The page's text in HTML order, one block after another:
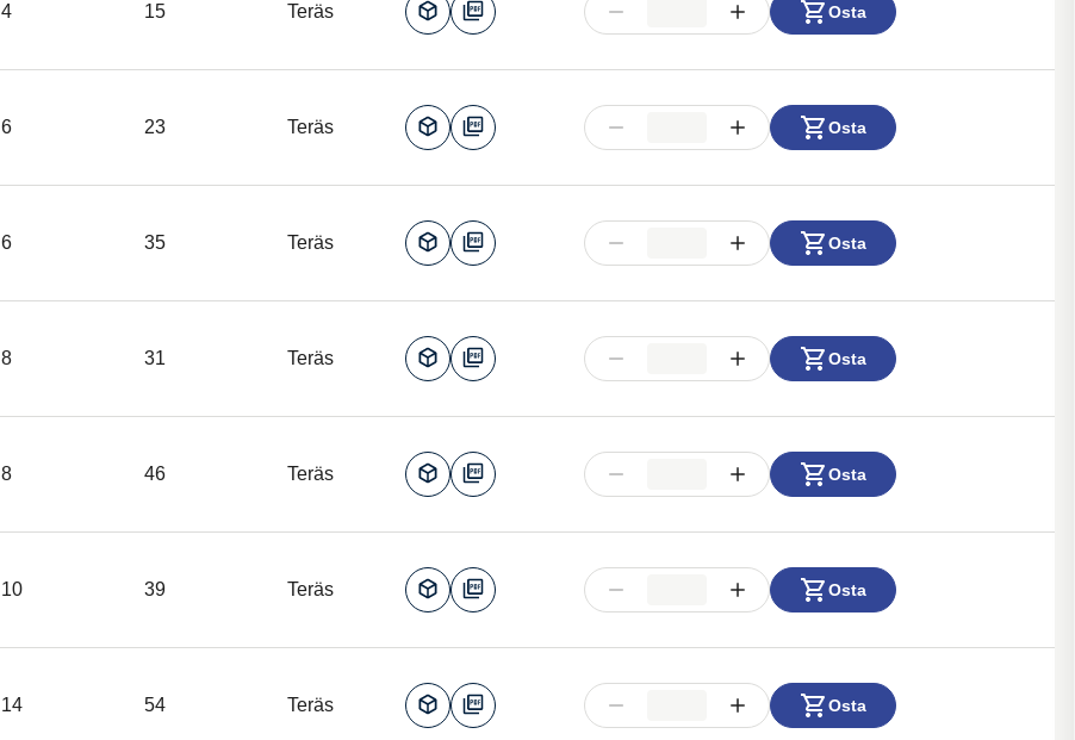
4 15 Teräs Osta
6 23 Teräs Osta
6 35 Teräs Osta
8 31 Teräs Osta
8 46 Teräs Osta
10 39 Teräs Osta
14 54 Teräs Osta